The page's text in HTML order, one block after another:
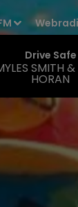
Drive Safe
SMITH &
HORAN